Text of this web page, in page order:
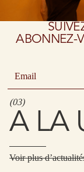
ABONNEZ-
(03)
A LA
Voir plus